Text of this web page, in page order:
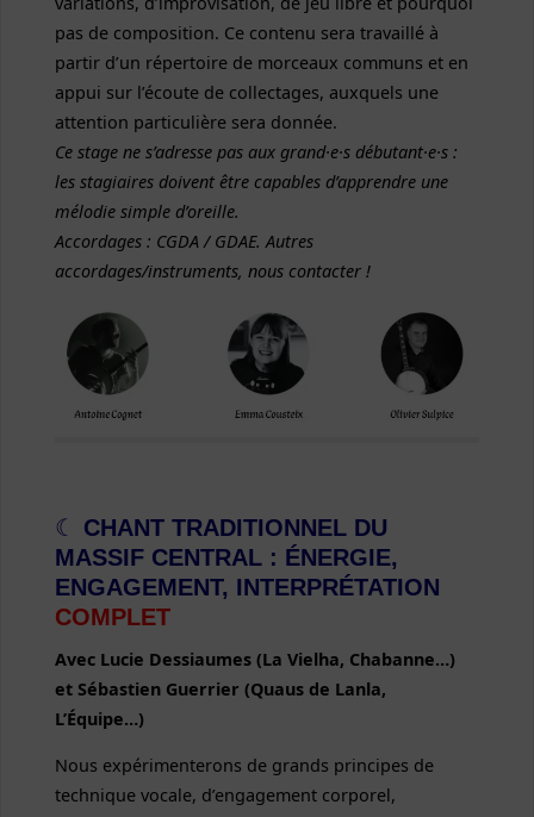
pas de composition. Ce contenu sera travaillé à
partir d’un répertoire de morceaux communs et en
appui sur l’écoute de collectages, auxquels une
attention particulière sera donnée.
Ce stage ne s’adresse pas aux grand·e·s débutant·e·s :
les stagiaires doivent être capables d’apprendre une
mélodie simple d’oreille.
Accordages : CGDA / GDAE. Autres
accordages/instruments, nous contacter !
☾ CHANT TRADITIONNEL DU
MASSIF CENTRAL : ÉNERGIE,
ENGAGEMENT, INTERPRÉTATION
COMPLET
Avec Lucie Dessiaumes (La Vielha, Chabanne…)
et Sébastien Guerrier (Quaus de Lanla,
L’Équipe…)
Nous expérimenterons de grands principes de
technique vocale, d’engagement corporel,